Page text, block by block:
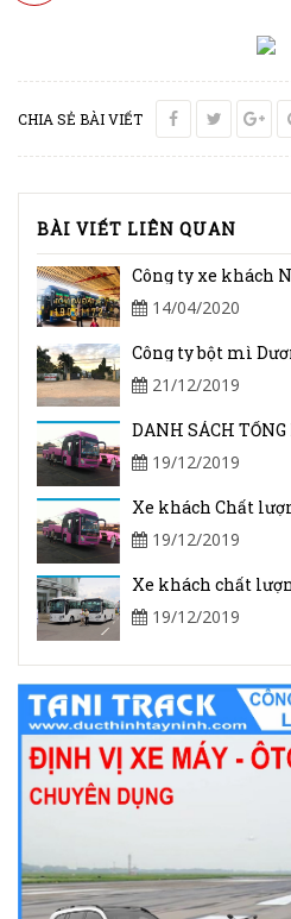
CHIA SẺ BÀI VIẾT
BÀI VIẾT LIÊN QUAN
14/04/2020
Công ty bột mì
21/12/2019
DANH SÁCH
19/12/2019
19/12/2019
Xe khách chất
19/12/2019